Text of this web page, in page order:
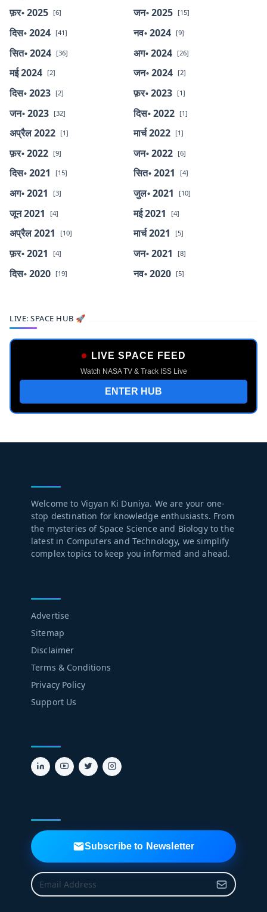
फ़र॰ 2025 [6] जन॰ 2025 [15]
दिस॰ 2024 [41] नव॰ 2024 [9]
सित॰ 2024 [36] अग॰ 2024 [26]
मई 2024 [2] जन॰ 2024 [2]
दिस॰ 2023 [2] फ़र॰ 2023 [1]
जन॰ 2023 [32] दिस॰ 2022 [1]
अप्रैल 2022 [1] मार्च 2022 [1]
फ़र॰ 2022 [9] जन॰ 2022 [6]
दिस॰ 2021 [15] सित॰ 2021 [4]
अग॰ 2021 [3] जुल॰ 2021 [10]
जून 2021 [4] मई 2021 [4]
अप्रैल 2021 [10] मार्च 2021 [5]
फ़र॰ 2021 [4] जन॰ 2021 [8]
दिस॰ 2020 [19] नव॰ 2020 [5]
LIVE: SPACE HUB 🚀
LIVE SPACE FEED
Watch NASA TV & Track ISS Live
ENTER HUB
Welcome to Vigyan Ki Duniya. We are your one-
stop destination for knowledge enthusiasts. From
the mysteries of Space Science and Biology to the
latest in Computers and Technology, we simplify
complex topics to keep you informed and ahead.
Advertise
Sitemap
Disclaimer
Terms & Conditions
Privacy Policy
Support Us
Subscribe to Newsletter